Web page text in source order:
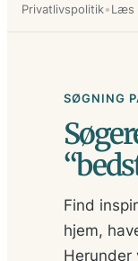
Privatlivspolitik•Læs
SØGNING
Find
hjem,
Herunder